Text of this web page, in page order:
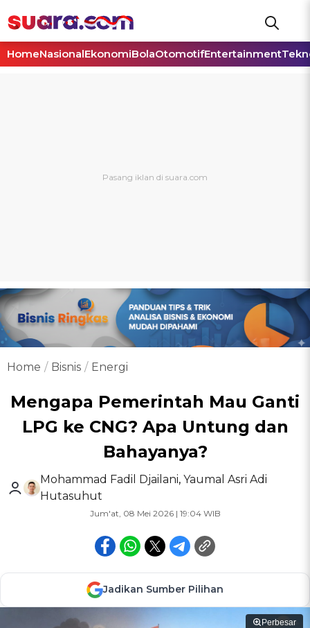
HomeNasionalEkonomiBolaOtomotifEntertainment
Home Bisnis Energi
Mengapa Pemerintah Mau Ganti
LPG ke CNG? Apa Untung dan
Bahayanya?
Mohammad Fadil Djailani, Yaumal Asri Adi
Hutasuhut
Jum'at, 08 Mei 2026 | 19:04 WIB
Jadikan Sumber Pilihan
Perbesar